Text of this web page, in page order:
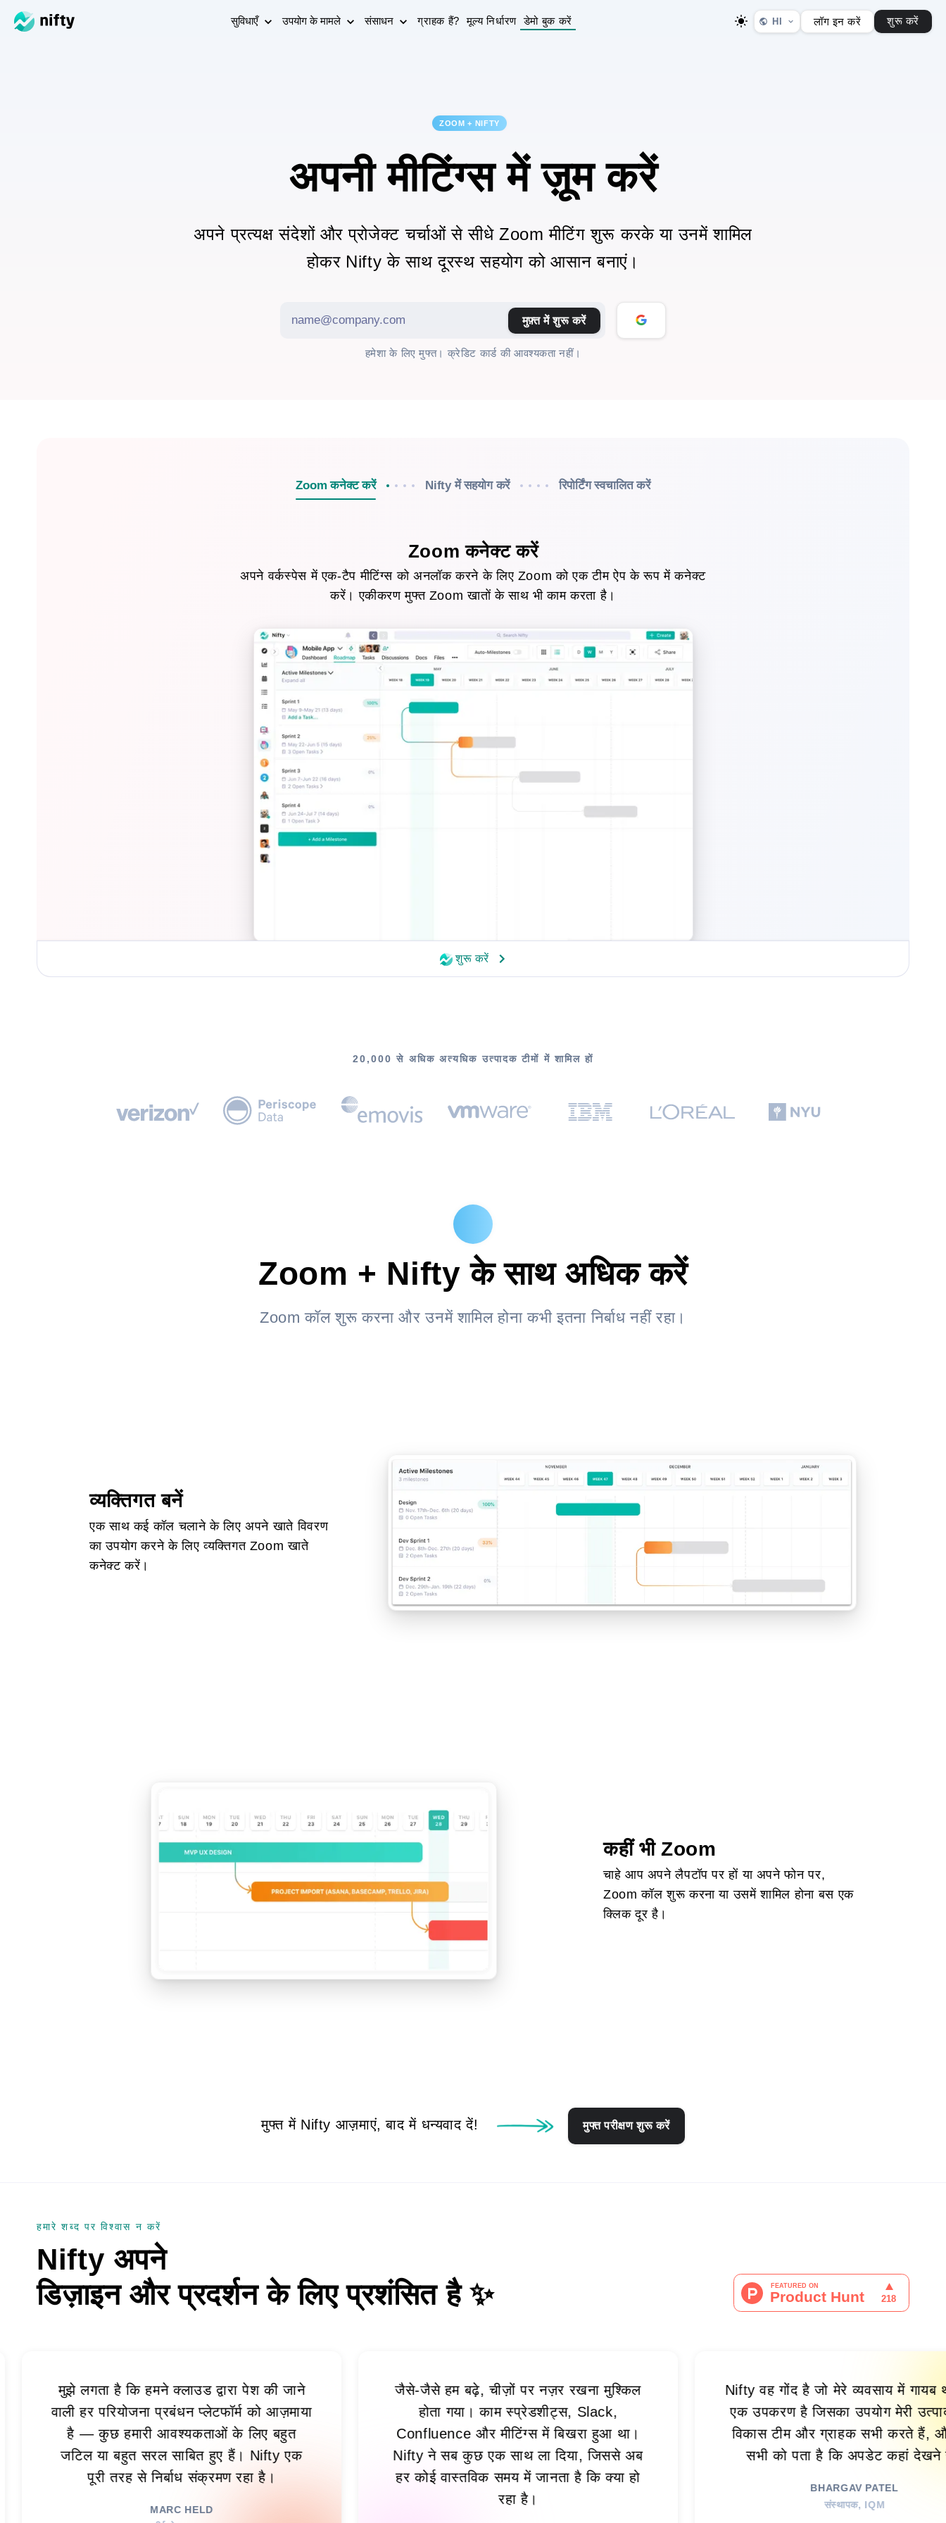
सुविधाएँ उपयोग के मामले संसाधन ग्राहक हैं? मूल्य निर्धारण डेमो बुक करें HI लॉग इन करें शुरू करें
ZOOM + NIFTY
अपनी मीटिंग्स में ज़ूम करें
अपने प्रत्यक्ष संदेशों और प्रोजेक्ट चर्चाओं से सीधे Zoom मीटिंग शुरू करके या उनमें शामिल
होकर Nifty के साथ दूरस्थ सहयोग को आसान बनाएं।
मुफ़्त में शुरू करें
हमेशा के लिए मुफ्त। क्रेडिट कार्ड की आवश्यकता नहीं।
Zoom कनेक्ट करें Nifty में सहयोग करें रिपोर्टिंग स्वचालित करें
Zoom कनेक्ट करें
अपने वर्कस्पेस में एक-टैप मीटिंग्स को अनलॉक करने के लिए Zoom को एक टीम ऐप के रूप में कनेक्ट
करें। एकीकरण मुफ्त Zoom खातों के साथ भी काम करता है।
शुरू करें
20,000 से अधिक अत्यधिक उत्पादक टीमों में शामिल हों
Zoom + Nifty के साथ अधिक करें
Zoom कॉल शुरू करना और उनमें शामिल होना कभी इतना निर्बाध नहीं रहा।
व्यक्तिगत बनें
एक साथ कई कॉल चलाने के लिए अपने खाते विवरण
का उपयोग करने के लिए व्यक्तिगत Zoom खाते
कनेक्ट करें।
कहीं भी Zoom
चाहे आप अपने लैपटॉप पर हों या अपने फोन पर,
Zoom कॉल शुरू करना या उसमें शामिल होना बस एक
क्लिक दूर है।
मुफ्त में Nifty आज़माएं, बाद में धन्यवाद दें! मुफ्त परीक्षण शुरू करें
हमारे शब्द पर विश्वास न करें
Nifty अपने
डिज़ाइन और प्रदर्शन के लिए प्रशंसित है✨
है कि हमने क्लाउड द्वारा पेश की जाने
हर परियोजना प्रबंधन प्लेटफॉर्म को आज़माया
कुछ हमारी आवश्यकताओं के लिए बहुत
या बहुत सरल साबित हुए हैं। Nifty एक
पूरी तरह से निर्बाध संक्रमण रहा है।
जैसे-जैसे हम बढ़े, चीज़ों पर नज़र रखना मुश्किल
होता गया। काम स्प्रेडशीट्स, Slack,
Confluence और मीटिंग्स में बिखरा हुआ था।
Nifty ने सब कुछ एक साथ ला दिया, जिससे अब
हर कोई वास्तविक समय में जानता है कि क्या हो
Nifty वह गोंद है जो मेरे व्यवसाय में गायब था। यह
एक उपकरण है जिसका उपयोग मेरी उत्पाद टीम,
विकास टीम और ग्राहक सभी करते हैं, और अब
सभी को पता है कि अपडेट कहां देखने हैं।
BHARGAV PATEL